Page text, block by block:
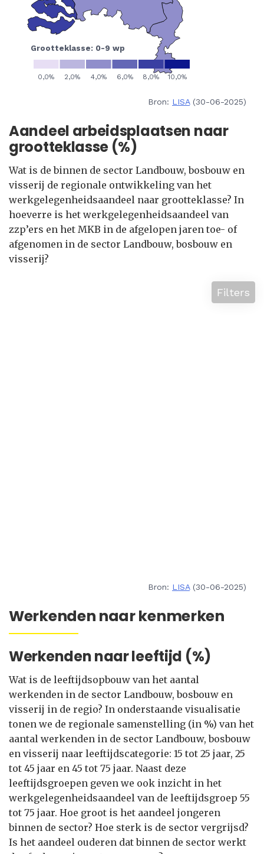
Bron: LISA(30-06-2025)
Aandeel arbeidsplaatsen naar
grootteklasse (%)
Wat is de binnen de sector Landbouw, bosbouw en
visserij de regionale ontwikkeling van het
werkgelegenheidsaandeel naar grootteklasse? In
hoeverre is het werkgelegenheidsaandeel van
zzp’ers en het MKB in de afgelopen jaren toe- of
afgenomen in de sector Landbouw, bosbouw en
visserij?
Filters
Bron: LISA(30-06-2025)
Werkenden naar kenmerken
Werkenden naar leeftijd (%)
Wat is de leeftijdsopbouw van het aantal
werkenden in de sector Landbouw, bosbouw en
visserij in de regio? In onderstaande visualisatie
tonen we de regionale samenstelling (in %) van het
aantal werkenden in de sector Landbouw, bosbouw
en visserij naar leeftijdscategorie: 15 tot 25 jaar, 25
tot 45 jaar en 45 tot 75 jaar. Naast deze
leeftijdsgroepen geven we ook inzicht in het
werkgelegenheidsaandeel van de leeftijdsgroep 55
tot 75 jaar. Hoe groot is het aandeel jongeren
binnen de sector? Hoe sterk is de sector vergrijsd?
Is het aandeel ouderen dat binnen de sector werkt